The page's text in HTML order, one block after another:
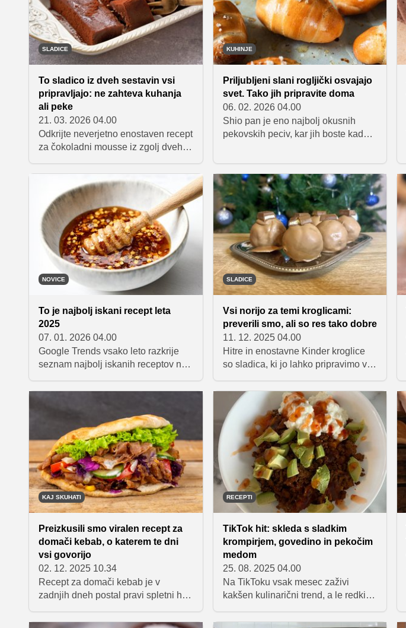
ki jo nato prevede v zgodbo.
SLADICE
To sladico iz dveh sestavin vsi
pripravljajo: ne zahteva kuhanja
ali peke
21. 03. 2026 04.00
Odkrijte neverjetno enostaven recept
za čokoladni mousse iz zgolj dveh
temne čokolade. S podrobnimi
navodili in praktičnimi nasveti
pripravite sladico, ki jo boste z
veseljem delili.
KUHINJE
Priljubljeni slani rogljički osvajajo
svet. Tako jih pripravite doma
06. 02. 2026 04.00
Shio pan je eno najbolj okusnih
pekovskih peciv, kar jih boste kadar
jih imate najverjetneje že doma. Je
nekaj med rogljičkom, mehko
mlečno bombetko in puhastim
mlečnim kruhom. Izumili so ga na
Japonskem konec leta 2014 v
butični pekarni Pain Maison, kmalu
pa je postal viralna senzacija.
NOVICE
To je najbolj iskani recept leta
2025
07. 01. 2026 04.00
Google Trends vsako leto razkrije
seznam najbolj iskanih receptov na
mestu znašel "hot honey" oziroma t.
preliv ali dodatek k različnim jedem.
SLADICE
Vsi norijo za temi kroglicami:
preverili smo, ali so res tako dobre
11. 12. 2025 04.00
Hitre in enostavne Kinder kroglice
so sladica, ki jo lahko pripravimo v
osnovnih sestavin – mletih piškotov,
masla, malce mleka in seveda
priljubljenih Kinder čokoladic.
Preverite recept in navdušite!
KAJ SKUHATI
Preizkusili smo viralen recept za
domači kebab, o katerem te dni
vsi govorijo
02. 12. 2025 10.34
Recept za domači kebab je v
zadnjih dneh postal pravi spletni hit,
Obljublja presenetljivo hitro,
RECEPTI
TikTok hit: skleda s sladkim
krompirjem, govedino in pekočim
medom
25. 08. 2025 04.00
Na TikToku vsak mesec zaživi
kakšen kulinarični trend, a le redki
tistimi, ki so uspeli prepričati širšo